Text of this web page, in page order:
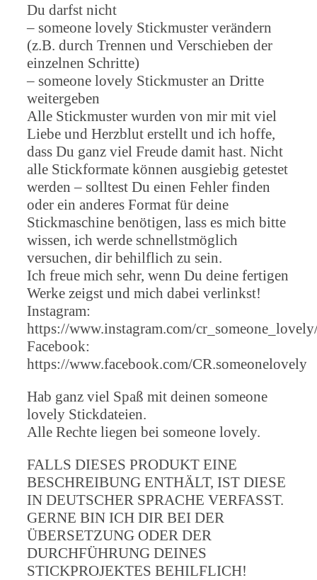
Du darfst nicht
– someone lovely Stickmuster verändern
(z.B. durch Trennen und Verschieben der
einzelnen Schritte)
– someone lovely Stickmuster an Dritte
weitergeben
Alle Stickmuster wurden von mir mit viel
Liebe und Herzblut erstellt und ich hoffe,
dass Du ganz viel Freude damit hast. Nicht
alle Stickformate können ausgiebig getestet
werden – solltest Du einen Fehler finden
oder ein anderes Format für deine
Stickmaschine benötigen, lass es mich bitte
wissen, ich werde schnellstmöglich
versuchen, dir behilflich zu sein.
Ich freue mich sehr, wenn Du deine fertigen
Werke zeigst und mich dabei verlinkst!
Instagram:
https://www.instagram.com/
Facebook:
https://www.facebook.com/CR.someonelovely
Hab ganz viel Spaß mit deinen someone
lovely Stickdateien.
Alle Rechte liegen bei someone lovely.
FALLS DIESES PRODUKT EINE
BESCHREIBUNG ENTHÄLT, IST DIESE
IN DEUTSCHER SPRACHE VERFASST.
GERNE BIN ICH DIR BEI DER
ÜBERSETZUNG ODER DER
DURCHFÜHRUNG DEINES
STICKPROJEKTES BEHILFLICH!